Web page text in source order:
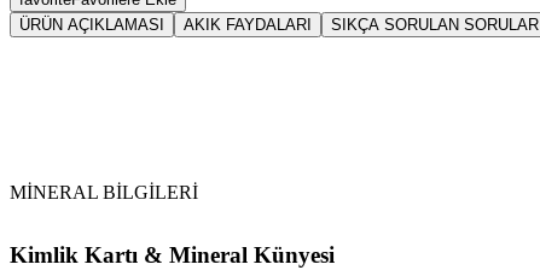
ÜRÜN AÇIKLAMASI
AKIK FAYDALARI SIKÇA SORULAN SORULAR
MİNERAL BİLGİLERİ
Kimlik Kartı & Mineral Künyesi